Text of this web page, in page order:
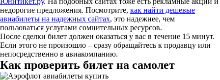
недорогие предложения. Посмотрите, как найти дешевые
авиабилеты на надежных сайтах, это надежнее, чем
пользоваться услугами сомнительных ресурсов.
После сделки билет должен оказаться у вас в течение 15 минут.
Если этого не произошло – сразу обращайтесь к продавцу или
непосредственно в авиакомпанию.
Как проверить билет на самолет